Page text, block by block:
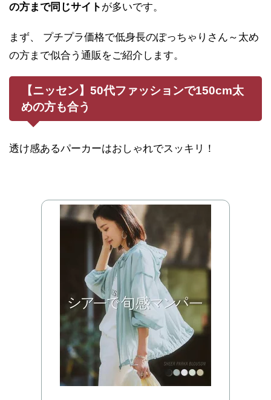
の方まで同じサイト が多いです。
まず、 プチプラ価格で低身長のぽっちゃりさん～太め
の方まで似合う通販をご紹介します。
【ニッセン】50代ファッションで150cm太
めの方も合う
透け感あるパーカーはおしゃれでスッキリ！